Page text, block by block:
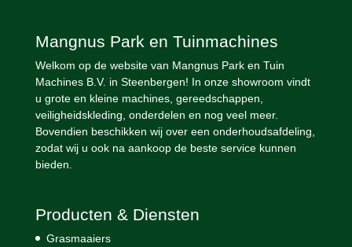
Mangnus Park en Tuinmachines
Welkom op de website van Mangnus Park en Tuin
Machines B.V. in Steenbergen! In onze showroom vindt
u grote en kleine machines, gereedschappen,
veiligheidskleding, onderdelen en nog veel meer.
Bovendien beschikken wij over een onderhoudsafdeling,
zodat wij u ook na aankoop de beste service kunnen
bieden.
Producten & Diensten
Grasmaaiers